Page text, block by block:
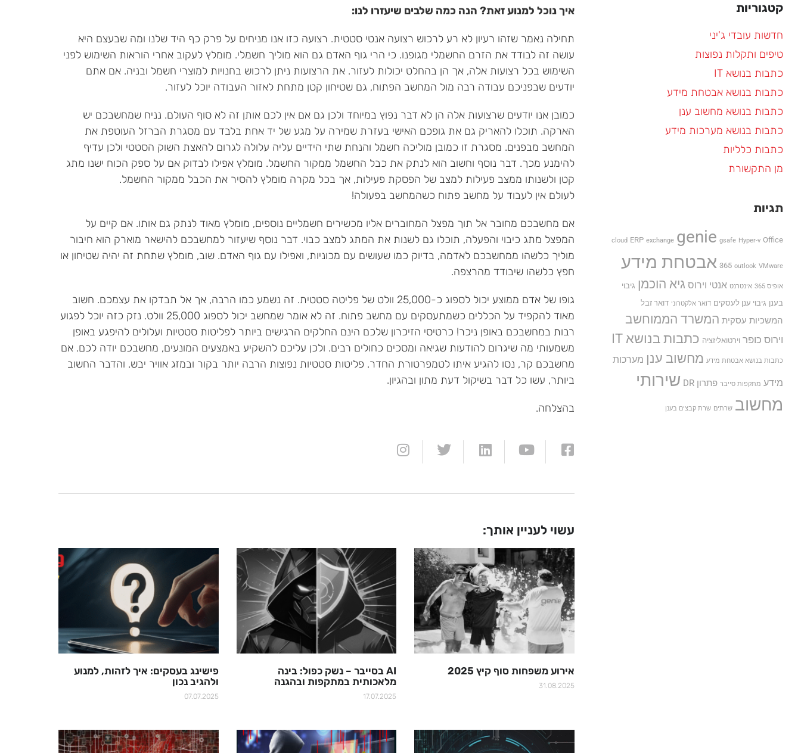
קטגוריות
חדשות עובדי ג'יני
טיפים ותקלות נפוצות
כתבות בנושא IT
כתבות בנושא אבטחת מידע
כתבות בנושא מחשוב ענן
כתבות בנושא מערכות מידע
כתבות כלליות
מן התקשורת
תגיות
cloud ERP exchange genie gsafe Hyper-v Office
365 outlook VMware אבטחת מידע
אופיס 365 אינטרנט אנטי וירוס גיא הוכמן גיבוי
בענן גיבוי ענן לעסקים דואר אלקטרוני דואר זבל
המשכיות עסקית המשרד הממוחשב
וירוס כופר וירטואליזציה כתבות בנושא IT
כתבות בנושא אבטחת מידע מחשוב ענן מערכות
מידע מתקפות סייבר פתרון DR
שירותי
מחשוב שרתים שרת קבצים בענן
איך נוכל למנוע זאת? הנה כמה שלבים שיעזרו לנו:
תחילה נאמר שזהו רעיון לא רע לרכוש רצועה אנטי סטטית. רצועה כזו אנו מניחים על פרק כף היד שלנו ומה שבעצם היא
עושה זה לבודד את הזרם החשמלי מגופנו. כי הרי גוף האדם גם הוא מוליך חשמלי. מומלץ לעקוב אחרי הוראות השימוש לפני
השימוש בכל רצועות אלה, אך הן בהחלט יכולות לעזור. את הרצועות ניתן לרכוש בחנויות למוצרי חשמל ובניה. אם אתם
יודעים שבפניכם עבודה רבה מול המחשב הפתוח, גם שטיחון קטן מתחת לאזור העבודה יוכל לעזור.
כמובן אנו יודעים שרצועות אלה הן לא דבר נפוץ במיוחד ולכן גם אם אין לכם אותן זה לא סוף העולם. נניח שמחשבכם יש
הארקה. תוכלו להאריק גם את גופכם האישי בעזרת שמירה על מגע של יד אחת בלבד עם מסגרת הברזל העוטפת את
המחשב מבפנים. מסגרת זו כמובן מוליכה חשמל והנחת שתי הידיים עליה עלולה לגרום להאצת השוק הסטטי ולכן עדיף
להימנע מכך. דבר נוסף וחשוב הוא לנתק את כבל החשמל ממקור החשמל. מומלץ אפילו לבדוק אם על ספק הכוח ישנו מתג
קטן ולשנותו ממצב פעילות למצב של הפסקת פעילות, אך בכל מקרה מומלץ להסיר את הכבל ממקור החשמל.
לעולם אין לעבוד על מחשב פתוח כשהמחשב בפעולה!
אם מחשבכם מחובר אל תוך מפצל המחוברים אליו מכשירים חשמליים נוספים, מומלץ מאוד לנתק גם אותו. אם קיים על
המפצל מתג כיבוי והפעלה, תוכלו גם לשנות את המתג למצב כבוי. דבר נוסף שיעזור למחשבכם להישאר מוארק הוא חיבור
מוליך כלשהו ממחשבכם לאדמה, בדיוק כמו שעושים עם מכוניות, ואפילו עם גוף האדם. שוב, מומלץ שתחת זה יהיה שטיחון או
חפץ כלשהו שיבודד מהרצפה.
גופו של אדם ממוצע יכול לספוג כ-25,000 וולט של פליטה סטטית. זה נשמע כמו הרבה, אך אל תבדקו את עצמכם. חשוב
מאוד להקפיד על הכללים כשמתעסקים עם מחשב פתוח. זה לא אומר שמחשב יכול לספוג 25,000 וולט. נזק כזה יוכל לפגוע
רבות במחשבכם באופן ניכר! כרטיסי הזיכרון שלכם הינם החלקים הרגישים ביותר לפליטות סטטיות ועלולים להיפגע באופן
משמעותי מה שיגרום להודעות שגיאה ומסכים כחולים רבים. ולכן עליכם להשקיע באמצעים המונעים, מחשבכם יודה לכם. אם
מחשבכם קר, נסו להגיע איתו לטמפרטורת החדר. פליטות סטטיות נפוצות הרבה יותר בקור ובמזג אוויר יבש. והדבר החשוב
ביותר, עשו כל דבר בשיקול דעת מתון ובהגיון.
בהצלחה.
עשוי לעניין אותך:
אירוע משפחות סוף קיץ 2025
31.08.2025
AI בסייבר – נשק כפול: בינה
מלאכותית במתקפות ובהגנה
17.07.2025
פישינג בעסקים: איך לזהות, למנוע
ולהגיב נכון
07.07.2025